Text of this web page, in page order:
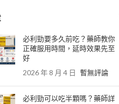
必利勁要多久前吃？藥師教你
正確服用時間，延時效果先至
好
2026 年 8 月 4 日 暫無評論
必利勁可以吃半顆嗎？藥師詳